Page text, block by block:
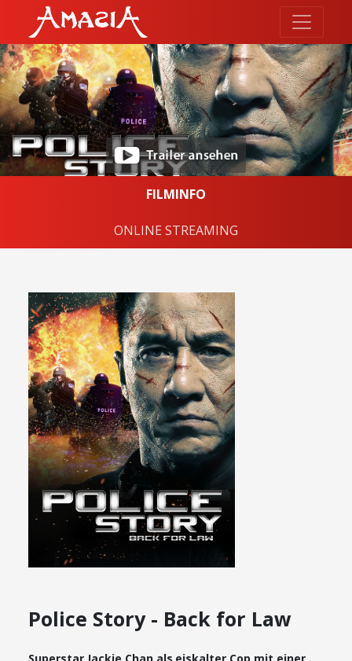
FILMINFO
ONLINE STREAMING
Police Story - Back for Law